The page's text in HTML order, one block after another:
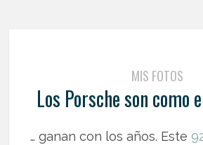
MIS FOTOS
Los Porsche son como
… ganan con los años. Este